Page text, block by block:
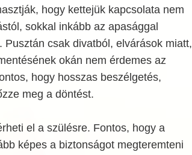
hogy kettejük kapcsolata nem
sokkal inkább az apasággal
Pusztán csak divatból, elvárások miatt,
okán nem érdemes az
hogy hosszas beszélgetés,
meg a döntést.
el a szülésre. Fontos, hogy a
képes a biztonságot megteremteni